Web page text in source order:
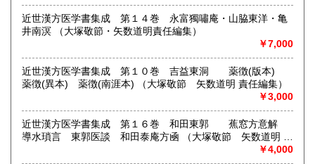
近世漢方医学書集成 第１４巻 永富獨嘯庵・山脇東洋・亀
井南溟 （大塚敬節・矢数道明責任編集）
￥7,000
近世漢方医学書集成 第１０巻 吉益東洞 薬徴(版本)
薬徴(異本) 薬徴(南涯本) （大塚敬節 矢数道明 責任編集）
￥3,000
近世漢方医学書集成 第１６巻 和田東郭 蕉窓方意解
導水瑣言 東郭医談 和田泰庵方凾 （大塚敬節 矢数道明 責
￥4,000